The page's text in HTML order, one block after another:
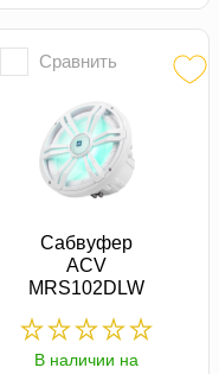
Сравнить
Сабвуфер
ACV
MRS102DLW
В наличии на